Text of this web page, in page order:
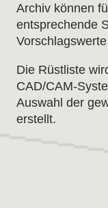
Archiv können
entsprechende
Die Rüstliste
CAD/CAM-
Auswahl der
erstellt.